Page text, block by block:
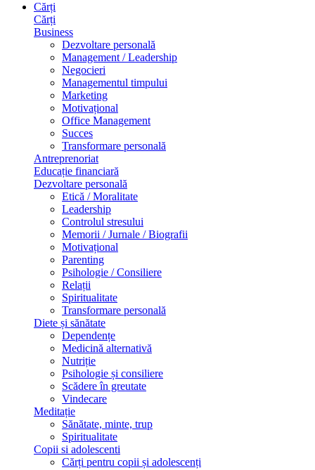
Cărți
Cărți
Business
Dezvoltare personală
Management / Leadership
Negocieri
Managementul timpului
Marketing
Motivațional
Office Management
Succes
Transformare personală
Antreprenoriat
Educație financiară
Dezvoltare personală
Etică / Moralitate
Leadership
Controlul stresului
Memorii / Jurnale / Biografii
Motivațional
Parenting
Psihologie / Consiliere
Relații
Spiritualitate
Transformare personală
Diete și sănătate
Dependențe
Medicină alternativă
Nutriție
Psihologie și consiliere
Scădere în greutate
Vindecare
Meditație
Sănătate, minte, trup
Spiritualitate
Copii si adolescenti
Cărți pentru copii și adolescenți